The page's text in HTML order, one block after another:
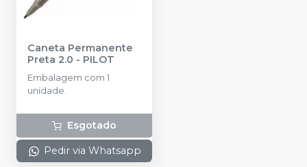
Caneta Permanente
Preta 2.0 - PILOT
Embalagem com 1
unidade.
Esgotado
Pedir via Whatsapp